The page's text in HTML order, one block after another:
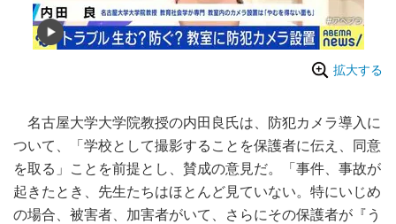
拡大する
名古屋大学大学院教授の内田良氏は、防犯カメラ導入に
ついて、「学校として撮影することを保護者に伝え、同意
を取る」ことを前提とし、賛成の意見だ。「事件、事故が
起きたとき、先生たちはほとんど見ていない。特にいじめ
の場合、被害者、加害者がいて、さらにその保護者が『う